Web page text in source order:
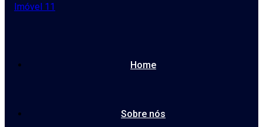
Home
Sobre nós